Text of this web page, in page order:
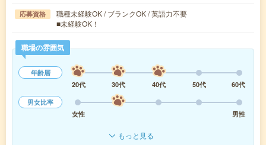
応募資格
職種未経験OK / ブランクOK / 英語力不要
■未経験OK！
職場の雰囲気
年齢層
20代
30代 40代 50代
60代
男女比率
女性
男性
もっと見る